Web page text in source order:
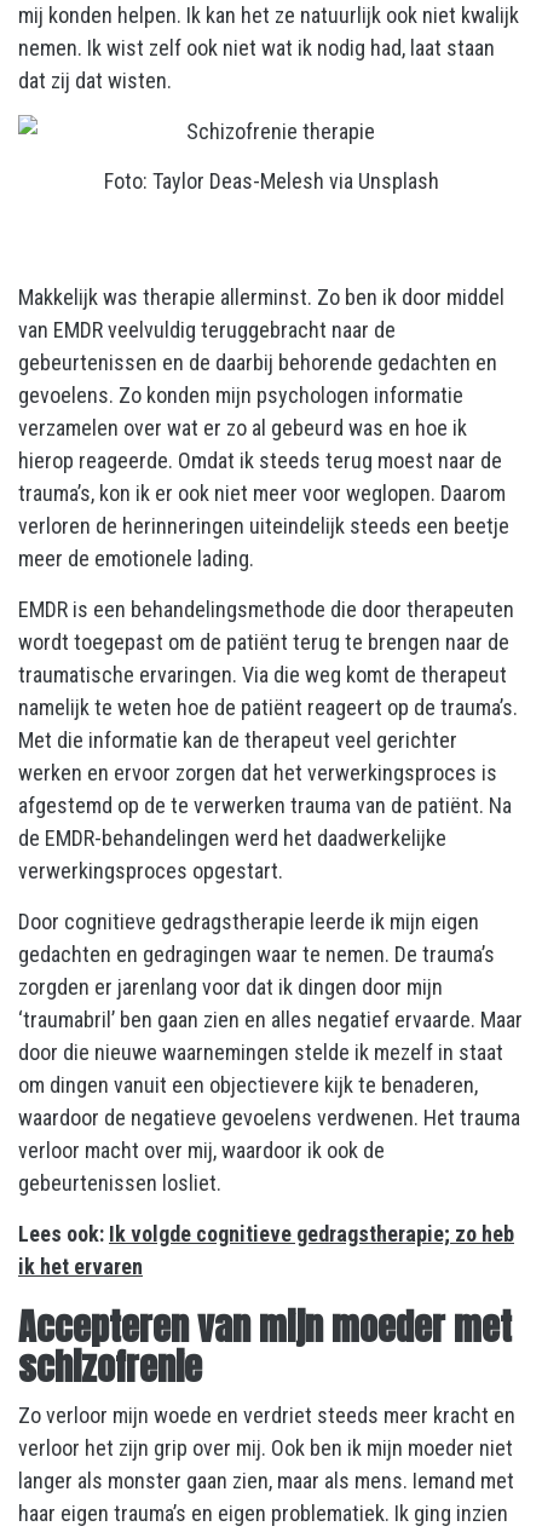
mij konden helpen. Ik kan het ze natuurlijk ook niet kwalijk
nemen. Ik wist zelf ook niet wat ik nodig had, laat staan
dat zij dat wisten.
Foto: Taylor Deas-Melesh via Unsplash
Makkelijk was therapie allerminst. Zo ben ik door middel
van EMDR veelvuldig teruggebracht naar de
gebeurtenissen en de daarbij behorende gedachten en
gevoelens. Zo konden mijn psychologen informatie
verzamelen over wat er zo al gebeurd was en hoe ik
hierop reageerde. Omdat ik steeds terug moest naar de
trauma’s, kon ik er ook niet meer voor weglopen. Daarom
verloren de herinneringen uiteindelijk steeds een beetje
meer de emotionele lading.
EMDR is een behandelingsmethode die door therapeuten
wordt toegepast om de patiënt terug te brengen naar de
traumatische ervaringen. Via die weg komt de therapeut
namelijk te weten hoe de patiënt reageert op de trauma’s.
Met die informatie kan de therapeut veel gerichter
werken en ervoor zorgen dat het verwerkingsproces is
afgestemd op de te verwerken trauma van de patiënt. Na
de EMDR-behandelingen werd het daadwerkelijke
verwerkingsproces opgestart.
Door cognitieve gedragstherapie leerde ik mijn eigen
gedachten en gedragingen waar te nemen. De trauma’s
zorgden er jarenlang voor dat ik dingen door mijn
‘traumabril’ ben gaan zien en alles negatief ervaarde. Maar
door die nieuwe waarnemingen stelde ik mezelf in staat
om dingen vanuit een objectievere kijk te benaderen,
waardoor de negatieve gevoelens verdwenen. Het trauma
verloor macht over mij, waardoor ik ook de
gebeurtenissen losliet.
Lees ook: Ik volgde cognitieve gedragstherapie; zo heb
ik het ervaren
Accepteren van mijn moeder met
schizofrenie
Zo verloor mijn woede en verdriet steeds meer kracht en
verloor het zijn grip over mij. Ook ben ik mijn moeder niet
langer als monster gaan zien, maar als mens. Iemand met
haar eigen trauma’s en eigen problematiek. Ik ging inzien